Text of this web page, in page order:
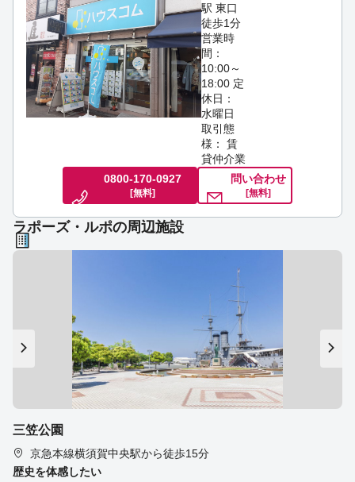
駅 東口
徒歩1分
営業時
間：
10:00～
18:00 定
休日：
水曜日
取引態
様： 賃
貸仲介業
0800-170-0927
[無料]
問い合わせ
[無料]
ラポーズ・ルポの周辺施設
三笠公園
京急本線横須賀中央駅から徒歩15分
歴史を体感したい